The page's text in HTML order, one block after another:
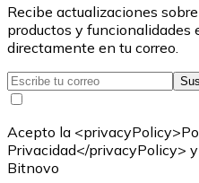
Recibe actualizaciones
productos y funcionalidades
directamente en tu correo.
Acepto la
Privacidad</privacyPolicy>
Bitnovo